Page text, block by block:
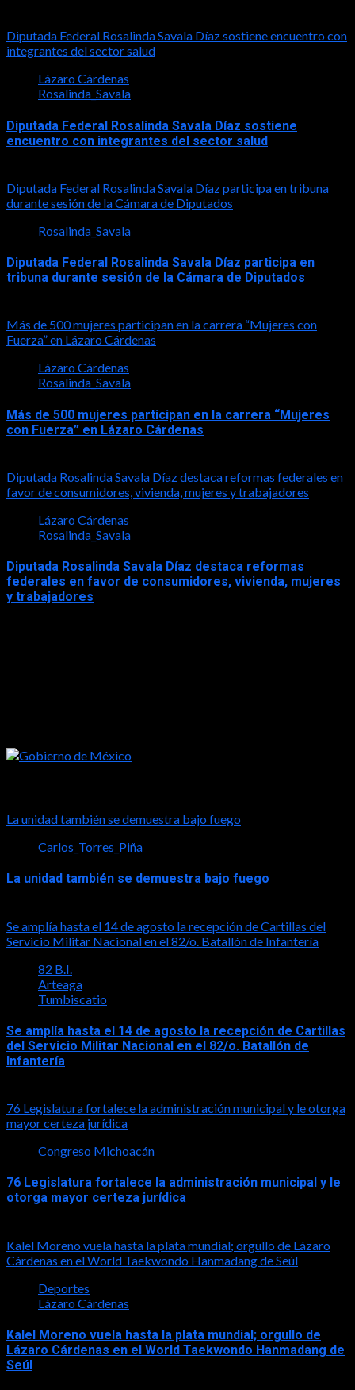
Diputada Federal Rosalinda Savala Díaz sostiene encuentro con
integrantes del sector salud
Lázaro Cárdenas
Rosalinda_Savala
Diputada Federal Rosalinda Savala Díaz sostiene
encuentro con integrantes del sector salud
Diputada Federal Rosalinda Savala Díaz participa en tribuna
durante sesión de la Cámara de Diputados
Rosalinda_Savala
Diputada Federal Rosalinda Savala Díaz participa en
tribuna durante sesión de la Cámara de Diputados
Más de 500 mujeres participan en la carrera “Mujeres con
Fuerza” en Lázaro Cárdenas
Lázaro Cárdenas
Rosalinda_Savala
Más de 500 mujeres participan en la carrera “Mujeres
con Fuerza” en Lázaro Cárdenas
Diputada Rosalinda Savala Díaz destaca reformas federales en
favor de consumidores, vivienda, mujeres y trabajadores
Lázaro Cárdenas
Rosalinda_Savala
Diputada Rosalinda Savala Díaz destaca reformas
federales en favor de consumidores, vivienda, mujeres
y trabajadores
La unidad también se demuestra bajo fuego
Carlos_Torres_Piña
La unidad también se demuestra bajo fuego
Se amplía hasta el 14 de agosto la recepción de Cartillas del
Servicio Militar Nacional en el 82/o. Batallón de Infantería
82 B.I.
Arteaga
Tumbiscatio
Se amplía hasta el 14 de agosto la recepción de Cartillas
del Servicio Militar Nacional en el 82/o. Batallón de
Infantería
76 Legislatura fortalece la administración municipal y le otorga
mayor certeza jurídica
Congreso Michoacán
76 Legislatura fortalece la administración municipal y le
otorga mayor certeza jurídica
Kalel Moreno vuela hasta la plata mundial; orgullo de Lázaro
Cárdenas en el World Taekwondo Hanmadang de Seúl
Deportes
Lázaro Cárdenas
Kalel Moreno vuela hasta la plata mundial; orgullo de
Lázaro Cárdenas en el World Taekwondo Hanmadang de
Seúl